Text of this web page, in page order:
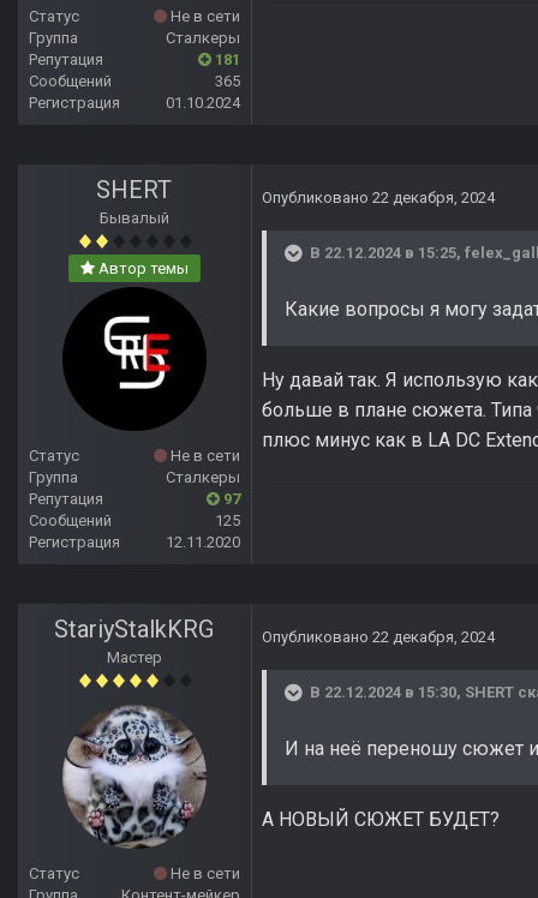
Статус
Не в сети
Группа
Сталкеры
Репутация
181
Сообщений
365
Регистрация
01.10.2024
SHERT
Бывалый
Автор темы
Статус
Не в сети
Группа
Сталкеры
Репутация
97
Сообщений
125
Регистрация
12.11.2020
Опубликовано 22 декабря, 2024
В 22.12.2024 в 15:25,
Какие вопросы я могу
Ну давай так. Я использую
больше в плане сюжета. Типа
плюс минус как в LA DC
StariyStalkKRG
Мастер
Статус
Не в сети
Опубликовано 22 декабря, 2024
В 22.12.2024 в 15:30, SHERT
И на неё переношу сюжет
А НОВЫЙ СЮЖЕТ БУДЕТ?